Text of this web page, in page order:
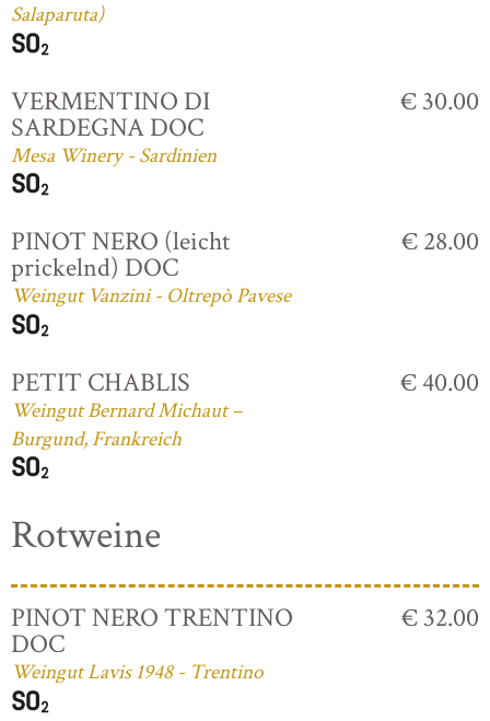
Salaparuta)
VERMENTINO DI
SARDEGNA DOC
Mesa Winery - Sardinien
€ 30.00
PINOT NERO (leicht
prickelnd) DOC
Weingut Vanzini - Oltrepò Pavese
€ 28.00
PETIT CHABLIS
Weingut Bernard Michaut –
Burgund, Frankreich
€ 40.00
Rotweine
PINOT NERO TRENTINO
DOC
Weingut Lavis 1948 - Trentino
€ 32.00